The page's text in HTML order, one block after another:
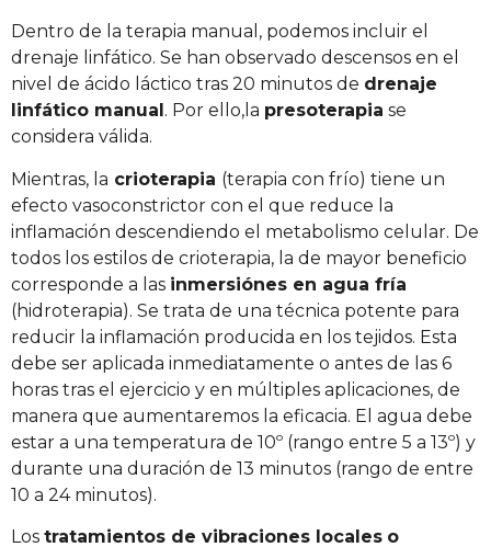
Dentro de la terapia manual, podemos incluir el
drenaje linfático. Se han observado descensos en el
nivel de ácido láctico tras 20 minutos de drenaje
linfático manual . Por ello,la presoterapia se
considera válida.
Mientras, la crioterapia (terapia con frío) tiene un
efecto vasoconstrictor con el que reduce la
inflamación descendiendo el metabolismo celular. De
todos los estilos de crioterapia, la de mayor beneficio
corresponde a las inmersiónes en agua fría
(hidroterapia). Se trata de una técnica potente para
reducir la inflamación producida en los tejidos. Esta
debe ser aplicada inmediatamente o antes de las 6
horas tras el ejercicio y en múltiples aplicaciones, de
manera que aumentaremos la eficacia. El agua debe
estar a una temperatura de 10º (rango entre 5 a 13º) y
durante una duración de 13 minutos (rango de entre
10 a 24 minutos).
Los tratamientos de vibraciones locales o